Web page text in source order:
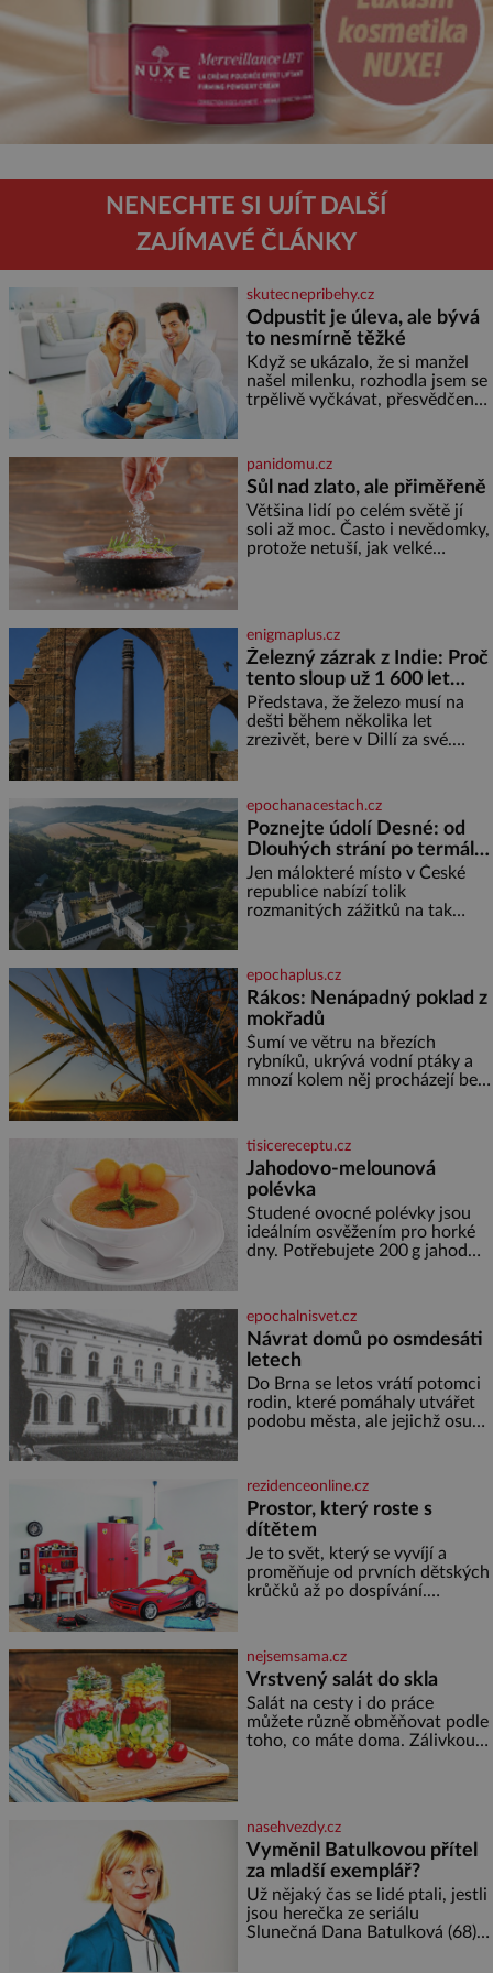
NENECHTE SI UJÍT DALŠÍ
ZAJÍMAVÉ ČLÁNKY
skutecnepribehy.cz
Odpustit je úleva, ale bývá
to nesmírně těžké
Když se ukázalo, že si manžel
našel milenku, rozhodla jsem se
trpělivě vyčkávat, přesvědčena,
nejtěžších věcí na světě. Ale
každý, kdo s tím má nějaké
zkušenosti, se zapřísahá, že
pokud odpustíte, znatelně se
vám uleví. Když se ke mně
doneslo, že si manžel pořídil
panidomu.cz
Sůl nad zlato, ale přiměřeně
Většina lidí po celém světě jí
soli až moc. Často i nevědomky,
protože netuší, jak velké
sladkých. Sůl je zdravá Ale v
ani ne třetinovém množství, než
je pro většinu populace běžné.
Její základní složky– sodík a
chlór – jsou zásadní pro
správné hospodaření
enigmaplus.cz
Železný zázrak z Indie: Proč
tento sloup už 1 600 let
nezná rez?
Představa, že železo musí na
dešti během několika let
zrezivět, bere v Dillí za své.
železný sloup, který už přibližně
1 600 let odolává počasí
epochanacestach.cz
Poznejte údolí Desné: od
Dlouhých strání po termální
prameny
Jen málokteré místo v České
republice nabízí tolik
rozmanitých zážitků na tak
jediného dne můžete
nahlédnout do útrob jedné z
nejvýznamnějších vodních
elektráren v Evropě, vydat se na
horské hřebeny, projet se na
koloběžce a den zakončit
poznáváním památek ve
epochaplus.cz
Rákos: Nenápadný poklad z
mokřadů
Šumí ve větru na březích
rybníků, ukrývá vodní ptáky a
mnozí kolem něj procházejí bez
lodě, zapisovat první texty a
inspiroval řadu pověstí. Tato
skromná, ale užitečná rostlina
provází člověka už tisíce let.
Většina lidí vnímá rákos jen jako
obyčejnou kulisu letního
koupání. Stačí se však podívat
tisicereceptu.cz
Jahodovo-melounová
polévka
Studené ovocné polévky jsou
ideálním osvěžením pro horké
dny. Potřebujete 200 g jahod
cukru krystal 1 lžíci medu 200 g
zakysané sm
epochalnisvet.cz
Návrat domů po osmdesáti
letech
Do Brna se letos vrátí potomci
rodin, které pomáhaly utvářet
podobu města, ale jejichž osudy
Placzek, Löw-Beer, Fuhrmann,
Kohn a Stiassni se stanou
jednou z hlavních
dramaturgických linií festivalu
židovské kultury ŠTETL FEST
2026. Některé návraty nejsou
jednoduché. Místa, která si
rezidenceonline.cz
Prostor, který roste s
dítětem
Je to svět, který se vyvíjí a
proměňuje od prvních dětských
krůčků až po dospívání.
soustředění i odpočinek a
reaguje na každou etapu života
a specifické potřeby dítěte. Pro
nejmenší je klíčová
jednoduchost, měkkost a
bezpečí, proto by pokoj
nejsemsama.cz
Vrstvený salát do skla
Salát na cesty i do práce
můžete různě obměňovat podle
toho, co máte doma. Zálivkou
nebo jiného salátu (římský salát,
polníček…) ✿ 1 malá konzerva
kukuřice ✿ ½ okurky ✿ 2
rajčata Zálivka: ✿ 4 lžíce
olivového oleje ✿ 1 lžíci
citronové šťávy ✿ ½ stroužku
nasehvezdy.cz
Vyměnil Batulkovou přítel
za mladší exemplář?
Už nějaký čas se lidé ptali, jestli
jsou herečka ze seriálu
Slunečná Dana Batulková (68) a